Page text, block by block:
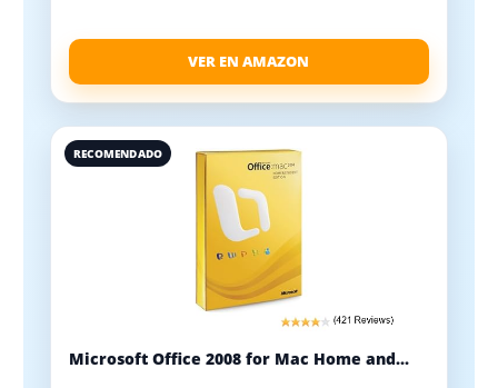
VER EN AMAZON
RECOMENDADO
Microsoft Office 2008 for Mac Home and...